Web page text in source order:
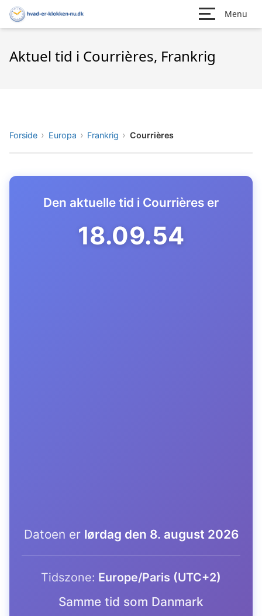
Menu
Aktuel tid i Courrières, Frankrig
Forside Europa Frankrig Courrières
Den aktuelle tid i Courrières er
18.09.55
Datoen er lørdag den 8. august 2026
Tidszone: Europe/Paris (UTC+2)
Samme tid som Danmark